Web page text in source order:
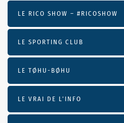
LE RICO SHOW – #RICOSHOW
LE SPORTING CLUB
LE TØHU-BØHU
LE VRAI DE L’INFO